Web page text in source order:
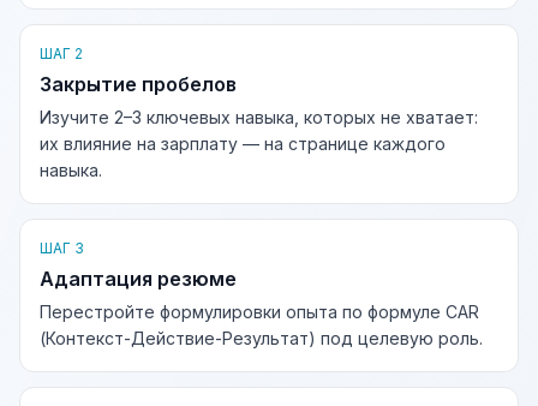
ШАГ 2
Закрытие пробелов
Изучите 2–3 ключевых навыка, которых не хватает:
их влияние на зарплату — на странице каждого
навыка.
ШАГ 3
Адаптация резюме
Перестройте формулировки опыта по формуле CAR
(Контекст-Действие-Результат) под целевую роль.